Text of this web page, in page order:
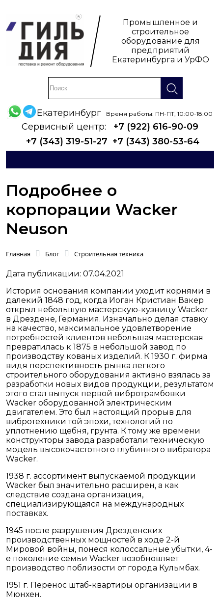
Промышленное и
строительное
оборудование для
предприятий
Екатеринбурга и УрФО
Екатеринбург Время работы: ПН-ПТ, 10:00-18:00
Сервисный центр:
+7 (922) 616-90-09
+7 (343) 319-51-27 +7 (343) 380-53-64
Подробнее о
корпорации Wacker
Neuson
Главная Блог Строительная техника
Дата публикации: 07.04.2021
История основания компании уходит корнями в
далекий 1848 год, когда Иоган Кристиан Вакер
открыл небольшую мастерскую-кузницу Wacker
в Дрездене, Германия. Изначально делая ставку
на качество, максимальное удовлетворение
потребностей клиентов небольшая мастерская
превратилась к 1875 в небольшой завод по
производству кованых изделий. К 1930 г. фирма
видя перспективность рынка легкого
строительного оборудования активно взялась за
разработки новых видов продукции, результатом
этого стал выпуск первой вибротрамбовки
Wacker оборудованной электрическим
двигателем. Это был настоящий прорыв для
вибротехники той эпохи, технологий по
уплотнению щебня, грунта. К тому же времени
конструкторы завода разработали техническую
модель высокочастотного глубинного вибратора
Wacker.
1938 г. ассортимент выпускаемой продукции
Wacker был значительно расширен, а как
следствие создана организация,
специализирующаяся на международных
поставках.
1945 после разрушения Дрезденских
производственных мощностей в ходе 2-й
Мировой войны, понеся колоссальные убытки, 4-
е поколение семьи Wacker возобновляет
производство поблизости от города Кульмбах.
1951 г. Перенос штаб-квартиры организации в
Мюнхен.